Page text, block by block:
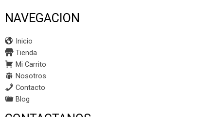
NAVEGACION
Inicio
Tienda
Mi Carrito
Nosotros
Contacto
Blog